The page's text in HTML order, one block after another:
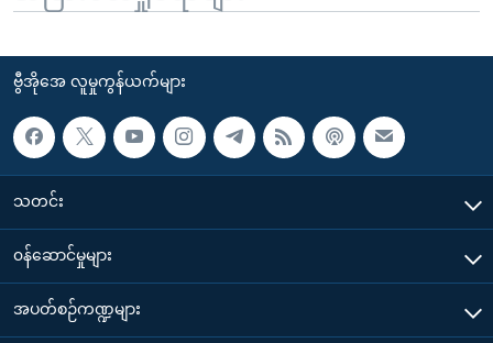
ဗွီအိုအေ လူမှုကွန်ယက်များ
သတင်း
၀န်ဆောင်မှုများ
အပတ်စဉ်ကဏ္ဍများ